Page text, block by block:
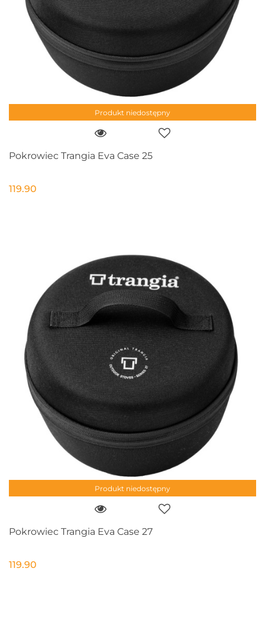
Produkt niedostępny
Pokrowiec Trangia Eva Case 25
119.90
Produkt niedostępny
Pokrowiec Trangia Eva Case 27
119.90